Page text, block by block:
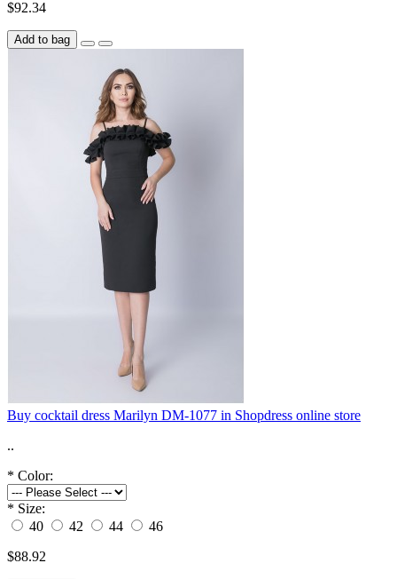
$92.34
Add to bag
Buy cocktail dress Marilyn DM-1077 in Shopdress online store
..
* Color:
* Size:
40
42 44
46
$88.92